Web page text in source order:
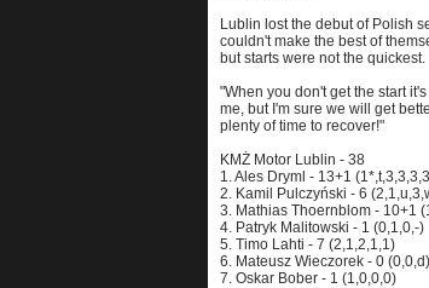
Lublin lost the debut of Polish
couldn't make the best of
but starts were not the quickest.
"When you don't get the start
me, but I'm sure we will get
plenty of time to recover!"
KMŻ Motor Lublin - 38
1. Ales Dryml - 13+1
2. Kamil Pulczyński - 6
3. Mathias Thoernblom - 10+1
4. Patryk Malitowski - 1 (0,1,0,-)
5. Timo Lahti - 7 (2,1,2,1,1)
6. Mateusz Wieczorek - 0 (0,0,d)
7. Oskar Bober - 1 (1,0,0,0)